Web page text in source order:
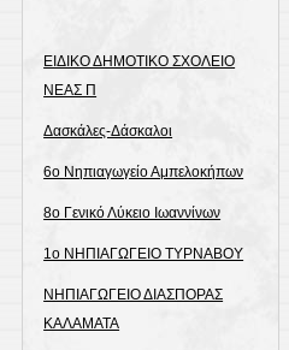
ΕΙΔΙΚΟ ΔΗΜΟΤΙΚΟ ΣΧΟΛΕΙΟ
ΝΕΑΣ Π
Δασκάλες-Δάσκαλοι
6ο Νηπιαγωγείο Αμπελοκήπων
8o Γενικό Λύκειο Ιωαννίνων
1ο ΝΗΠΙΑΓΩΓΕΙΟ ΤΥΡΝΑΒΟΥ
ΝΗΠΙΑΓΩΓΕΙΟ ΔΙΑΣΠΟΡΑΣ
ΚΑΛΑΜΑΤΑ